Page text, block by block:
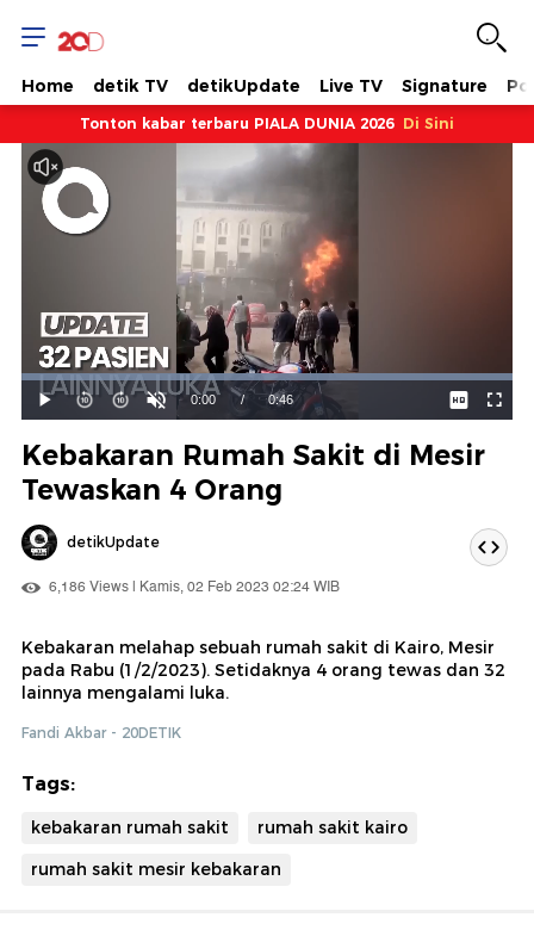
Home detik TV detikUpdate Live TV Signature
Tonton kabar terbaru PIALA DUNIA 2026 Di Sini
Mainkan
Suara
Hidup
Waktu
ini
0:00 / Durasi
0:46
Dimuat:
100.00%
Kebakaran Rumah Sakit di Mesir
Tewaskan 4 Orang
detikUpdate
6,186 Views | Kamis, 02 Feb 2023 02:24 WIB
Kebakaran melahap sebuah rumah sakit di Kairo, Mesir
pada Rabu (1/2/2023). Setidaknya 4 orang tewas dan 32
lainnya mengalami luka.
Fandi Akbar - 20DETIK
Tags:
kebakaran rumah sakit
rumah sakit kairo
rumah sakit mesir kebakaran